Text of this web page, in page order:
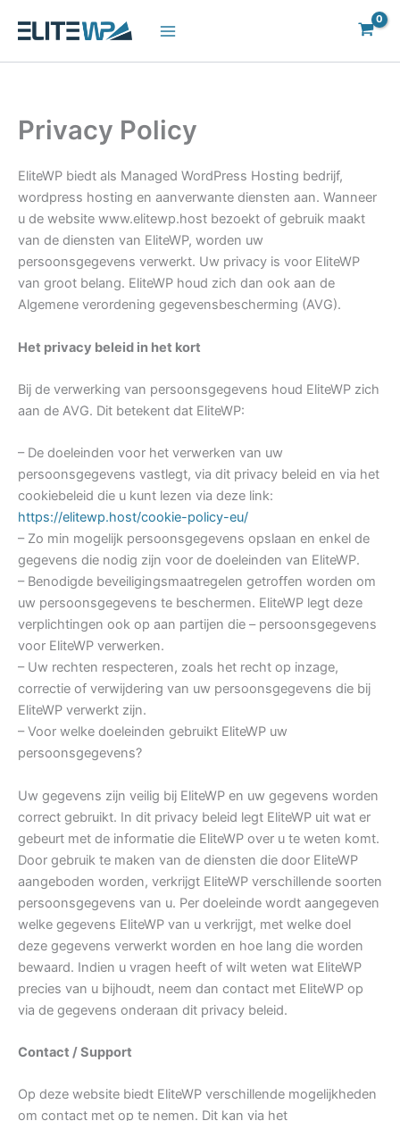
Privacy Policy
EliteWP biedt als Managed WordPress Hosting bedrijf,
wordpress hosting en aanverwante diensten aan. Wanneer
u de website www.elitewp.host bezoekt of gebruik maakt
van de diensten van EliteWP, worden uw
persoonsgegevens verwerkt. Uw privacy is voor EliteWP
van groot belang. EliteWP houd zich dan ook aan de
Algemene verordening gegevensbescherming (AVG).
Het privacy beleid in het kort
Bij de verwerking van persoonsgegevens houd EliteWP zich
aan de AVG. Dit betekent dat EliteWP:
– De doeleinden voor het verwerken van uw
persoonsgegevens vastlegt, via dit privacy beleid en via het
cookiebeleid die u kunt lezen via deze link:
https://elitewp.host/cookie-policy-eu/
– Zo min mogelijk persoonsgegevens opslaan en enkel de
gegevens die nodig zijn voor de doeleinden van EliteWP.
– Benodigde beveiligingsmaatregelen getroffen worden om
uw persoonsgegevens te beschermen. EliteWP legt deze
verplichtingen ook op aan partijen die – persoonsgegevens
voor EliteWP verwerken.
– Uw rechten respecteren, zoals het recht op inzage,
correctie of verwijdering van uw persoonsgegevens die bij
EliteWP verwerkt zijn.
– Voor welke doeleinden gebruikt EliteWP uw
persoonsgegevens?
Uw gegevens zijn veilig bij EliteWP en uw gegevens worden
correct gebruikt. In dit privacy beleid legt EliteWP uit wat er
gebeurt met de informatie die EliteWP over u te weten komt.
Door gebruik te maken van de diensten die door EliteWP
aangeboden worden, verkrijgt EliteWP verschillende soorten
persoonsgegevens van u. Per doeleinde wordt aangegeven
welke gegevens EliteWP van u verkrijgt, met welke doel
deze gegevens verwerkt worden en hoe lang die worden
bewaard. Indien u vragen heeft of wilt weten wat EliteWP
precies van u bijhoudt, neem dan contact met EliteWP op
via de gegevens onderaan dit privacy beleid.
Contact / Support
Op deze website biedt EliteWP verschillende mogelijkheden
om contact met op te nemen. Dit kan via het